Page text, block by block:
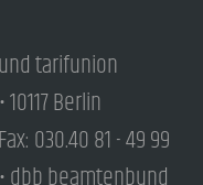
tarifunion
Berlin
030.40 81 - 49 99